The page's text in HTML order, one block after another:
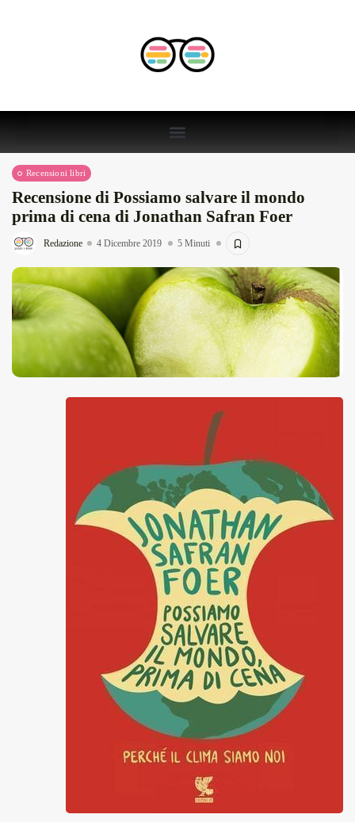
Recensioni libri
Recensione di Possiamo salvare il mondo
prima di cena di Jonathan Safran Foer
Redazione 4 Dicembre 2019 5 Minuti